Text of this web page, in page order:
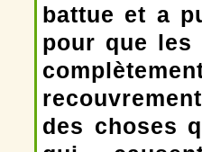
battue et a
pour que les
des choses